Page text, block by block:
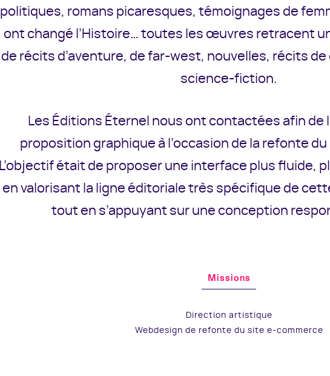
politiques, romans picaresques, témoignages de
ont changé l’Histoire… toutes les œuvres retracent
de récits d’aventure, de far-west, nouvelles, récits
science-fiction.
Les Éditions Éternel nous ont contactées afin de
proposition graphique à l’occasion de la refonte
L’objectif était de proposer une interface plus fluide,
en valorisant la ligne éditoriale très spécifique de
tout en s’appuyant sur une conception
Missions
Direction artistique
Webdesign de refonte du site e-commerce